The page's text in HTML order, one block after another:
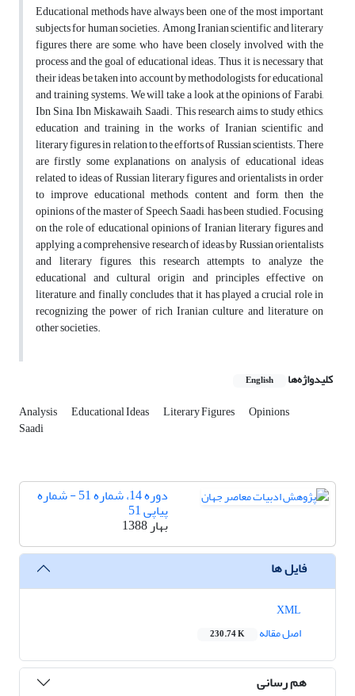
Educational methods have always been one of the most important
subjects for human societies. Among Iranian scientific and literary
figures there are some, who have been closely involved with the
process and the goal of educational ideas. Thus, it is necessary that
their ideas be taken into account by methodologists for educational
and training systems. We will take a look at the opinions of Farabi,
Ibn Sina, Ibn Miskawaih, Saadi. This research aims to study ethics,
education and training in the works of Iranian scientific and
literary figures in relation to the efforts of Russian scientists. There
are firstly some explanations on analysis of educational ideas
related to ideas of Russian literary figures and orientalists in order
to improve educational methods, content and form, then the
opinions of the master of Speech, Saadi, has been studied. Focusing
on the role of educational opinions of Iranian literary figures and
applying a comprehensive research of ideas by Russian orientalists
and literary figures, this research attempts to analyze the
educational and cultural origin and principles effective on
literature, and finally concludes that it has played a crucial role in
recognizing the power of rich Iranian culture and literature on
other societies.
کلیدواژه‌ها English
Analysis Educational Ideas Literary Figures Opinions
Saadi
دوره 14، شماره 51 - شماره
پیاپی 51
بهار 1388
فایل ها
اصل مقاله
230.74 K
هم رسانی